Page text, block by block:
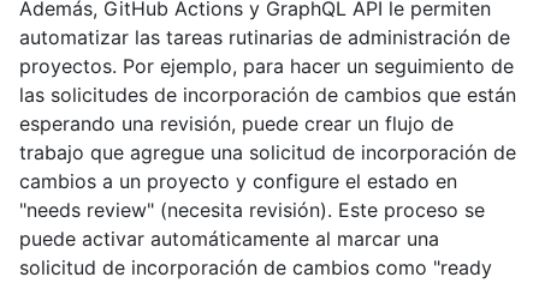
Además, GitHub Actions y GraphQL API le permiten
automatizar las tareas rutinarias de administración de
proyectos. Por ejemplo, para hacer un seguimiento de
las solicitudes de incorporación de cambios que están
esperando una revisión, puede crear un flujo de
trabajo que agregue una solicitud de incorporación de
cambios a un proyecto y configure el estado en
"needs review" (necesita revisión). Este proceso se
puede activar automáticamente al marcar una
solicitud de incorporación de cambios como "ready